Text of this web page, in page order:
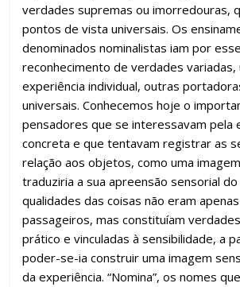
verdades supremas ou imorredouras,
pontos de vista universais. Os
denominados nominalistas iam por
reconhecimento de verdades variadas,
experiência individual, outras
universais. Conhecemos hoje o
pensadores que se interessavam pela
concreta e que tentavam registrar as
relação aos objetos, como uma
traduziria a sua apreensão sensorial do
qualidades das coisas não eram
passageiros, mas constituíam
prático e vinculadas à sensibilidade, a
poder-se-ia construir uma imagem
da experiência. “Nomina”, os nomes